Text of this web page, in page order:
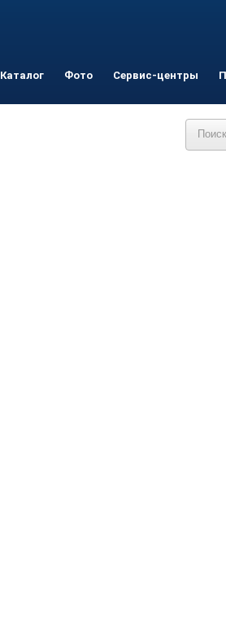
Каталог Фото Сервис-центры